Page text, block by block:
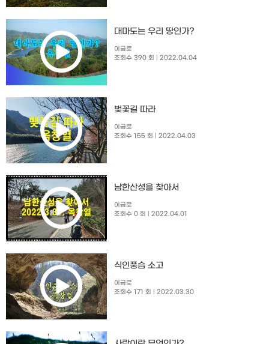
대마도는 우리 땅인가?
이금로
조회수 390 회
| 2022.04.04
벚꽃길 따라
이금로
조회수 155 회
| 2022.04.03
남한산성을 찾아서
이금로
조회수 0 회
| 2022.04.01
식인풍습 소고
이금로
조회수 171 회
| 2022.03.30